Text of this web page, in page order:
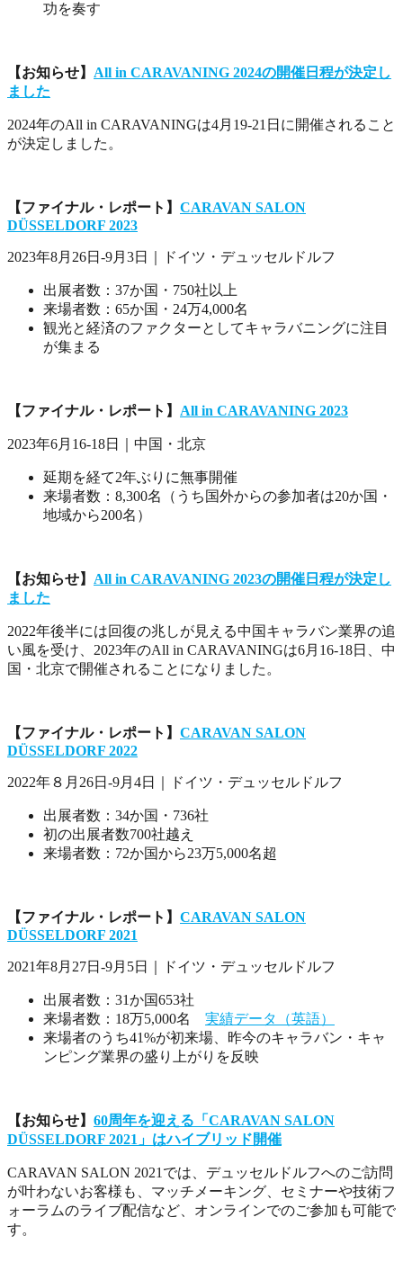
功を奏す
【お知らせ】 All in CARAVANING 2024の開催日程が決定し
ました
2024年のAll in CARAVANINGは4月19-21日に開催されること
が決定しました。
【ファイナル・レポート】 CARAVAN SALON
DÜSSELDORF 2023
2023年8月26日-9月3日｜ドイツ・デュッセルドルフ
出展者数：37か国・750社以上
来場者数：65か国・24万4,000名
観光と経済のファクターとしてキャラバニングに注目
が集まる
【ファイナル・レポート】 All in CARAVANING 2023
2023年6月16-18日｜中国・北京
延期を経て2年ぶりに無事開催
来場者数：8,300名（うち国外からの参加者は20か国・
地域から200名）
【お知らせ】 All in CARAVANING 2023の開催日程が決定し
ました
2022年後半には回復の兆しが見える中国キャラバン業界の追
い風を受け、2023年のAll in CARAVANINGは6月16-18日、中
国・北京で開催されることになりました。
【ファイナル・レポート】 CARAVAN SALON
DÜSSELDORF 2022
2022年８月26日-9月4日｜ドイツ・デュッセルドルフ
出展者数：34か国・736社
初の出展者数700社越え
来場者数：72か国から23万5,000名超
【ファイナル・レポート】 CARAVAN SALON
DÜSSELDORF 2021
2021年8月27日-9月5日｜ドイツ・デュッセルドルフ
出展者数：31か国653社
来場者数：18万5,000名 実績データ（英語）
来場者のうち41%が初来場、昨今のキャラバン・キャ
ンピング業界の盛り上がりを反映
【お知らせ】 60周年を迎える「CARAVAN SALON
DÜSSELDORF 2021」はハイブリッド開催
CARAVAN SALON 2021では、デュッセルドルフへのご訪問
が叶わないお客様も、マッチメーキング、セミナーや技術フ
ォーラムのライブ配信など、オンラインでのご参加も可能で
す。